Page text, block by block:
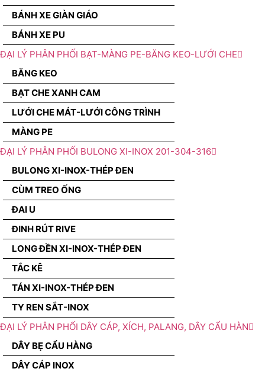
BÁNH XE GIÀN GIÁO
BÁNH XE PU
ĐẠI LÝ PHÂN PHỐI BẠT-MÀNG PE-BĂNG KEO-LƯỚI CHE
BĂNG KEO
BẠT CHE XANH CAM
LƯỚI CHE MÁT-LƯỚI CÔNG TRÌNH
MÀNG PE
ĐẠI LÝ PHÂN PHỐI BULONG XI-INOX 201-304-316
BULONG XI-INOX-THÉP ĐEN
CÙM TREO ỐNG
ĐAI U
ĐINH RÚT RIVE
LONG ĐỀN XI-INOX-THÉP ĐEN
TẮC KÊ
TÁN XI-INOX-THÉP ĐEN
TY REN SẮT-INOX
ĐẠI LÝ PHÂN PHỐI DÂY CÁP, XÍCH, PALANG, DÂY CẨU HÀN
DÂY BẸ CẨU HÀNG
DÂY CÁP INOX